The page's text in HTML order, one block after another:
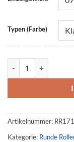
Typen (Farbe)
Artikelnummer:
Kategorie: Runde